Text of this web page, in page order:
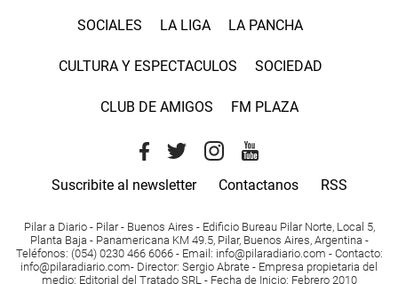
SOCIALES LA LIGA LA PANCHA
CULTURA Y ESPECTACULOS SOCIEDAD
CLUB DE AMIGOS FM PLAZA
Suscribite al newsletter Contactanos RSS
Pilar a Diario - Pilar - Buenos Aires - Edificio Bureau Pilar Norte, Local 5,
Planta Baja - Panamericana KM 49.5, Pilar, Buenos Aires, Argentina -
Teléfonos: (054) 0230 466 6066 - Email : info@pilaradiario.com - Contacto:
info@pilaradiario.com- Director: Sergio Abrate - Empresa propietaria del
medio: Editorial del Tratado SRL - Fecha de Inicio: Febrero 2010